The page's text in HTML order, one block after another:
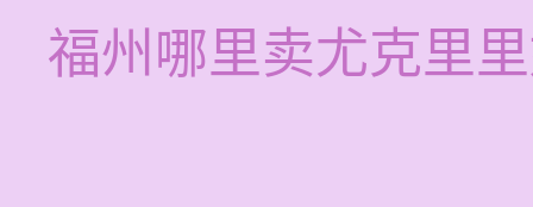
福州哪里卖尤克里